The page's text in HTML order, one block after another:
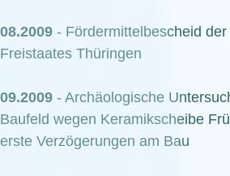
08.2009 - Fördermittelbescheid
Freistaates Thüringen
09.2009 - Archäologische
Baufeld wegen Keramikscheibe
erste Verzögerungen am Bau